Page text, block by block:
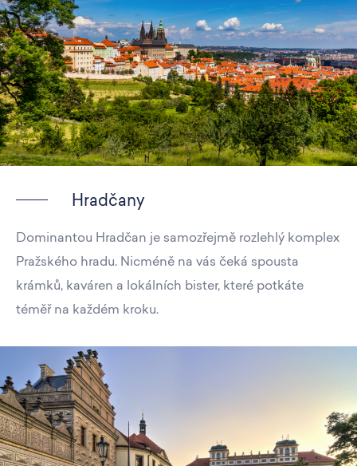
Hradčany
Dominantou Hradčan je samozřejmě rozlehlý komplex
Pražského hradu. Nicméně na vás čeká spousta
krámků, kaváren a lokálních bister, které potkáte
téměř na každém kroku.